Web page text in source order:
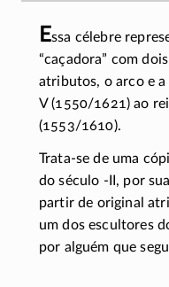
Essa célebre
“caçadora” com
atributos, o arco e
V(1550/1621) ao
(1553/1610).
Trata-se de uma
do século -II , por
partir de original
um dos escultores
por alguém que